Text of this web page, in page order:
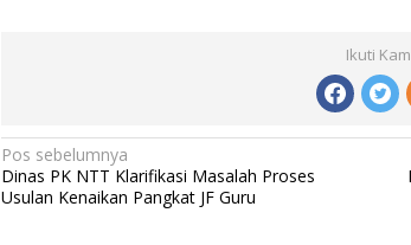
Ikuti
N
a
v
Pos sebelumnya
Dinas PK NTT Klarifikasi Masalah Proses
Usulan Kenaikan Pangkat JF Guru